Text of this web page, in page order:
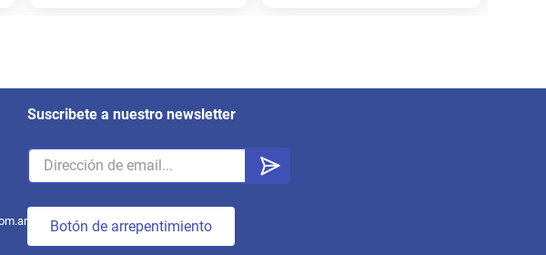
Suscribete a nuestro newsletter
Botón de arrepentimiento